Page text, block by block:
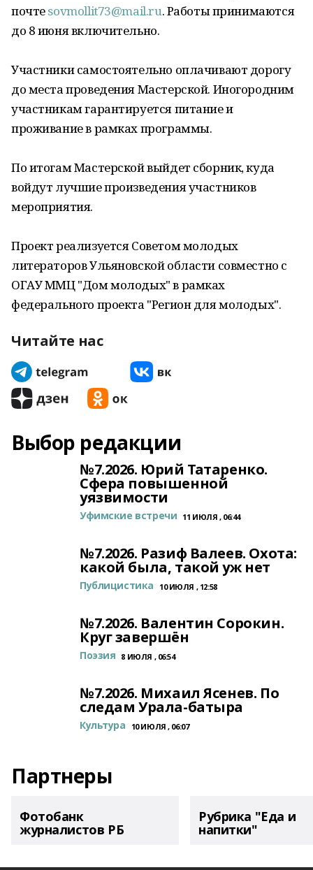
почтеsovmollit73@mail.ru. Работы принимаются
до 8 июня включительно.
Участники самостоятельно оплачивают дорогу
до места проведения Мастерской. Иногородним
участникам гарантируется питание и
проживание в рамках программы.
По итогам Мастерской выйдет сборник, куда
войдут лучшие произведения участников
мероприятия.
Проект реализуется Советом молодых
литераторов Ульяновской области совместно с
ОГАУ ММЦ "Дом молодых" в рамках
федерального проекта "Регион для молодых".
Читайте нас
Выбор редакции
№7.2026. Юрий Татаренко.
Сфера повышенной
уязвимости
Уфимские встречи 11 ИЮЛЯ , 06:44
№7.2026. Разиф Валеев. Охота:
какой была, такой уж нет
Публицистика 10 ИЮЛЯ , 12:58
№7.2026. Валентин Сорокин.
Круг завершён
Поэзия 8 ИЮЛЯ , 06:54
№7.2026. Михаил Ясенев. По
следам Урала-батыра
Культура 10 ИЮЛЯ , 06:07
Партнеры
Фотобанк
журналистов РБ
Рубрика "Еда и
напитки"